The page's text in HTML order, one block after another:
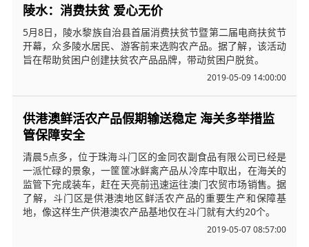
陵水：消费扶贫 爱心无价
5月8日，陵水黎族自治县首届消费扶贫节暨第二届电商扶贫节
开幕，众多陵水居民、游客前来选购农产品。据了解，该活动
旨在帮助贫困户创建扶贫农产品品牌，带动贫困户脱贫。
2019-05-09 14:00:00
供港澳鲜活农产品假期输送稳定 海关多举措监
管保障安全
清晨5点多，位于珠海斗门区的金同农副食品有限公司已经是
一派忙碌的景象，一筐筐冰鲜禽产品从冷库中取出，在海关的
监管下完成装车，赶在天亮前迅速运往澳门农贸市场销售。据
了解，斗门区是供港澳地区鲜活农产品的重要生产和保障基
地，像这样生产供港澳农产品基地仅在斗门就有大约20个。
2019-05-07 08:57:00